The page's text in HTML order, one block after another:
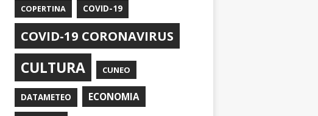
COPERTINA COVID-19
COVID-19 CORONAVIRUS
CULTURA CUNEO
DATAMETEO ECONOMIA